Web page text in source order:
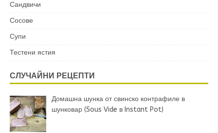
Сандвичи
Сосове
Супи
Тестени ястия
СЛУЧАЙНИ РЕЦЕПТИ
Домашна шунка от свинско контрафиле в
шунковар (Sous Vide в Instant Pot)